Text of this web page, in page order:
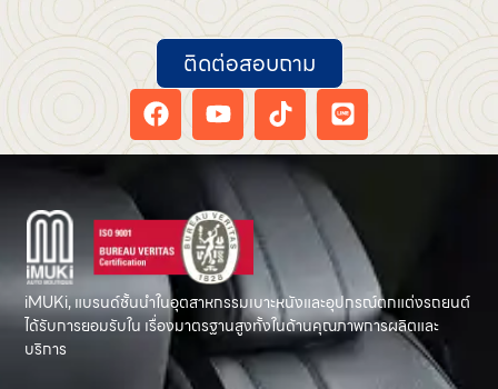
ติดต่อสอบถาม
iMUKi, แบรนด์ชั้นนำในอุตสาหกรรมเบาะหนังและอุปกรณ์ตกแต่งรถยนต์
ได้รับการยอมรับใน เรื่องมาตรฐานสูงทั้งในด้านคุณภาพการผลิตและ
บริการ